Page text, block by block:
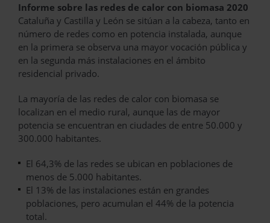
Informe sobre las redes de calor con biomasa 2020
Cataluña y Castilla y León se sitúan a la cabeza, tanto en
número de redes como en potencia instalada, aunque
en la primera se observa una mayor vocación pública y
en la segunda más instalaciones en el ámbito
residencial privado.
La mayoría de las redes de calor con biomasa se
localizan en el medio rural, aunque las de mayor
potencia se encuentran en ciudades de entre 50.000 y
300.000 habitantes.
El 64,3% de las redes se ubican en poblaciones de
menos de 5.000 habitantes.
El 13% de las instalaciones están en grandes
poblaciones, pero acumulan el 44% de la potencia
total.